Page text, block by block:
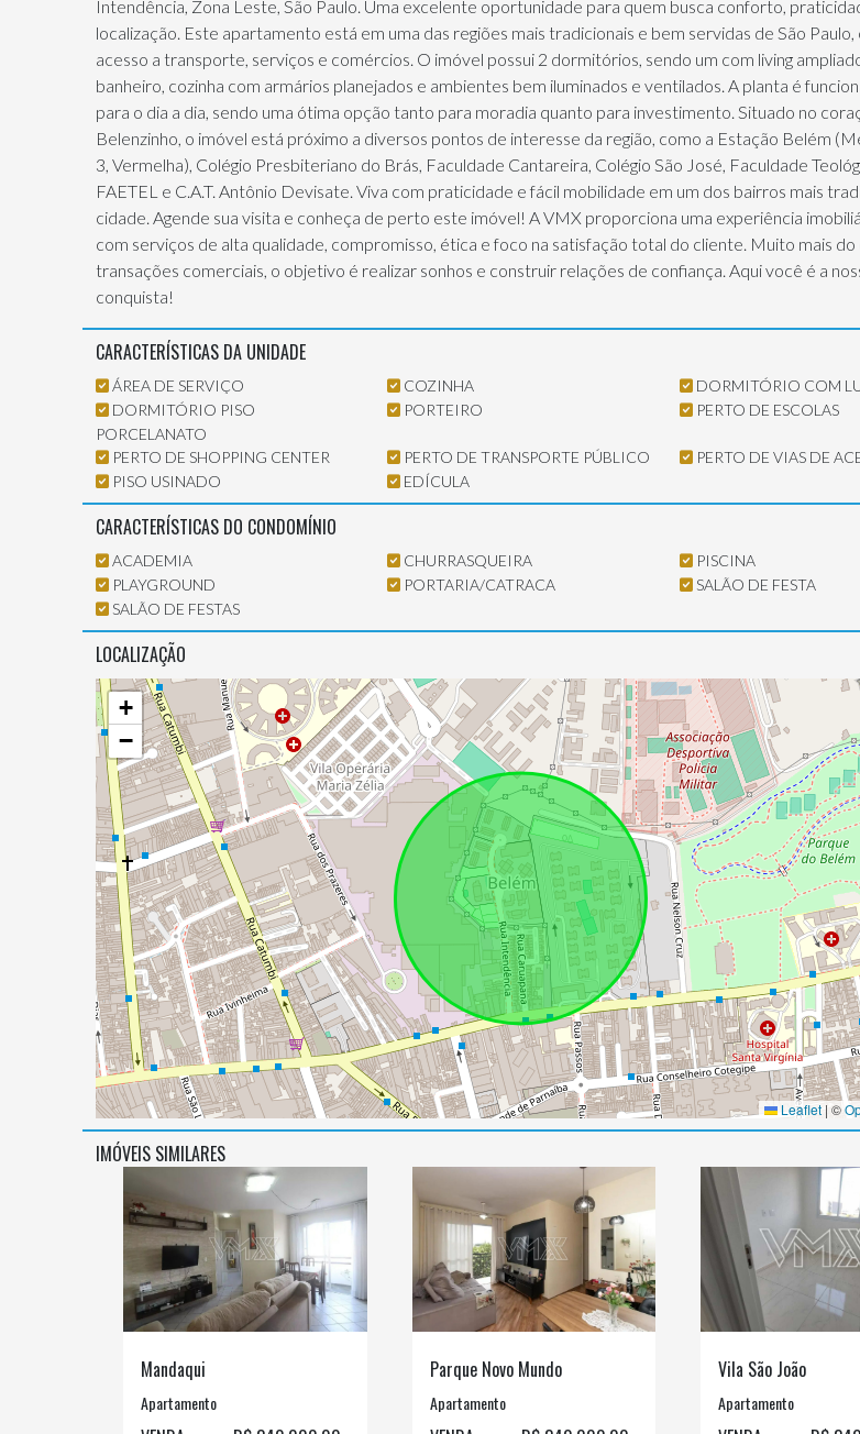
Intendência, Zona Leste, São Paulo. Uma excelente oportunidade para quem busca conforto,
localização. Este apartamento está em uma das regiões mais tradicionais e bem servidas de São Paulo,
acesso a transporte, serviços e comércios. O imóvel possui 2 dormitórios, sendo um com living
banheiro, cozinha com armários planejados e ambientes bem iluminados e ventilados. A planta é
para o dia a dia, sendo uma ótima opção tanto para moradia quanto para investimento. Situado no
Belenzinho, o imóvel está próximo a diversos pontos de interesse da região, como a Estação Belém
3, Vermelha), Colégio Presbiteriano do Brás, Faculdade Cantareira, Colégio São José, Faculdade
FAETEL e C.A.T. Antônio Devisate. Viva com praticidade e fácil mobilidade em um dos bairros mais
cidade. Agende sua visita e conheça de perto este imóvel! A VMX proporciona uma experiência
com serviços de alta qualidade, compromisso, ética e foco na satisfação total do cliente. Muito mais do
transações comerciais, o objetivo é realizar sonhos e construir relações de confiança. Aqui você é a
conquista!
CARACTERÍSTICAS DA UNIDADE
ÁREA DE SERVIÇO COZINHA
DORMITÓRIO COM
DORMITÓRIO PISO
PORCELANATO
PORTEIRO PERTO DE ESCOLAS
PERTO DE SHOPPING CENTER PERTO DE TRANSPORTE PÚBLICO
PERTO DE VIAS DE
PISO USINADO
EDÍCULA
CARACTERÍSTICAS DO CONDOMÍNIO
ACADEMIA CHURRASQUEIRA
PISCINA
PLAYGROUND
PORTARIA/CATRACA
SALÃO DE FESTA
SALÃO DE FESTAS
LOCALIZAÇÃO
+
−
Leaflet | ©
IMÓVEIS SIMILARES
Mandaqui
Apartamento
Parque Novo Mundo
Apartamento
Vila São João
Apartamento